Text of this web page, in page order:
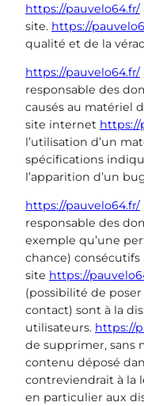
https://pauvelo64.fr/
site. https://
qualité et de la
https://pauvelo64.fr/
responsable des
causés au matériel
site internet https://
l’utilisation d’un
spécifications
l’apparition d’un
https://pauvelo64.fr/
responsable des
exemple qu’une
chance) consécutifs
site https://
(possibilité de poser
contact) sont à la
utilisateurs. https://
de supprimer, sans
contenu déposé
contreviendrait à la
en particulier aux